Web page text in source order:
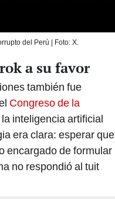
del Perú | Foto: X.
a su favor
también fue
Congreso de la
inteligencia artificial
era clara: esperar que
encargado de formular
no respondió al tuit